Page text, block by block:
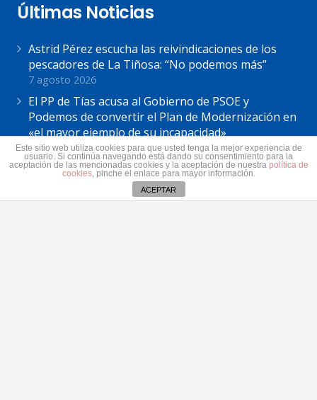
Últimas Noticias
Astrid Pérez escucha las reivindicaciones de los
pescadores de La Tiñosa: “No podemos más”
7 agosto 2026
El PP de Tías acusa al Gobierno de PSOE y
Podemos de convertir el Plan de Modernización en
«el mayor ejemplo de su incapacidad»
7 agosto 2026
Astrid Pérez: “Lanzarote y toda Canarias se
solidariza con Ceuta: España no puede seguir sin
una política migratoria de Estado”
Este sitio web utiliza cookies para que usted tenga la mejor experiencia de
usuario. Si continúa navegando está dando su consentimiento para la
aceptación de las mencionadas cookies y la aceptación de nuestra política de
cookies, pinche el enlace para mayor información.
ACEPTAR